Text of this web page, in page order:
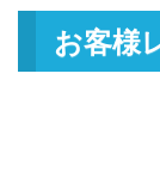
釣具買取ク
turi20260601
ダイワ 銀影
お客様